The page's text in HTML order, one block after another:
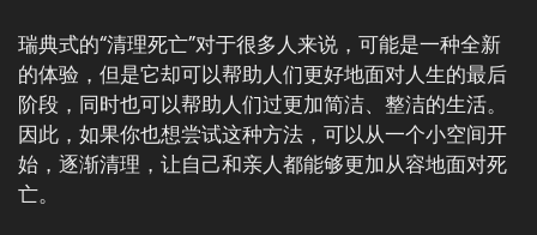
瑞典式的“清理死亡”对于很多人来说，可能是一种全新
的体验，但是它却可以帮助人们更好地面对人生的最后
阶段，同时也可以帮助人们过更加简洁、整洁的生活。
因此，如果你也想尝试这种方法，可以从一个小空间开
始，逐渐清理，让自己和亲人都能够更加从容地面对死
亡。